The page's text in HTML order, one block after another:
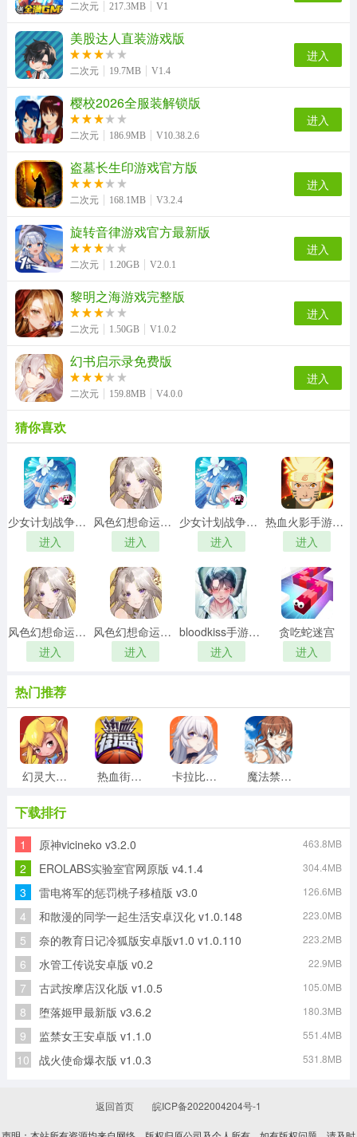
二次元 217.3MB V1
美股达人直装游戏版
二次元 19.7MB V1.4
进入
樱校2026全服装解锁版
二次元 186.9MB V10.38.2.6
进入
盗墓长生印游戏官方版
二次元 168.1MB V3.2.4
进入
旋转音律游戏官方最新版
二次元 1.20GB V2.0.1
进入
黎明之海游戏完整版
二次元 1.50GB V1.0.2
进入
幻书启示录免费版
二次元 159.8MB V4.0.0
进入
猜你喜欢
少女计划战争女神免费版
进入
风色幻想命运传说最新版
进入
少女计划战争女神安卓直装版
进入
热血火影手游直装版
进入
风色幻想命运传说通用版
进入
风色幻想命运传说官方正版
进入
bloodkiss手游免费版
进入
贪吃蛇迷宫
进入
热门推荐
幻灵大冒险 热血街篮游戏完整版 卡拉比丘手机免费版 魔法禁书目录汉化版
战舰少女r反和谐新版 樱花校园模拟器雪花版
doki doki literary club汉化版 世界弹射物语本通用版
下载排行
1 原神vicineko v3.2.0 463.8MB
2 EROLABS实验室官网原版 v4.1.4 304.4MB
3 雷电将军的惩罚桃子移植版 v3.0 126.6MB
4 和散漫的同学一起生活安卓汉化 v1.0.148 223.0MB
5 奈的教育日记冷狐版安卓版v1.0 v1.0.110 223.2MB
6 水管工传说安卓版 v0.2 22.9MB
7 古武按摩店汉化版 v1.0.5 105.0MB
8 堕落姬甲最新版 v3.6.2 180.3MB
9 监禁女王安卓版 v1.1.0 551.4MB
10 战火使命爆衣版 v1.0.3 531.8MB
返回首页 皖ICP备2022004204号-1